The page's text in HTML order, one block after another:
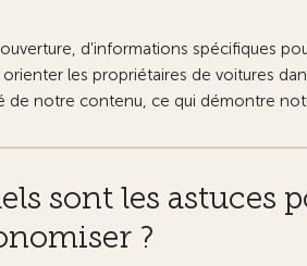
d'informations spécifiques
les propriétaires de voitures
notre contenu, ce qui démontre
sont les astuces
?